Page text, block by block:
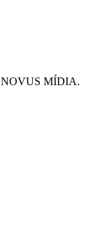
NOVUS MÍDIA.